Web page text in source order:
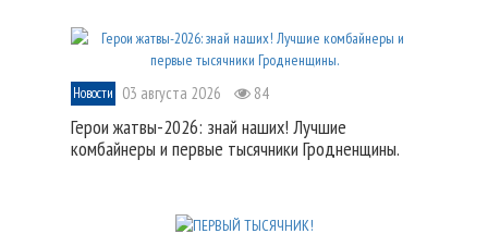
Новости 03 августа 2026 84
Герои жатвы-2026: знай наших! Лучшие
комбайнеры и первые тысячники Гродненщины.